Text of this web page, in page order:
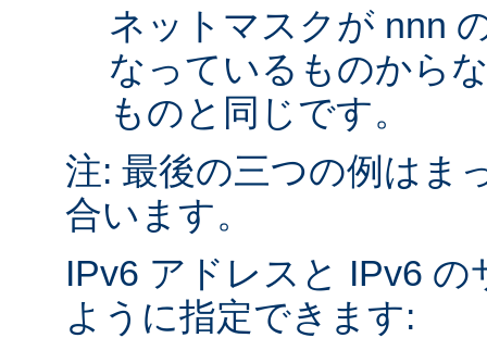
ネットマスクが nnn
なっているものから
ものと同じです。
注: 最後の三つの例はま
合います。
IPv6 アドレスと IPv6
ように指定できます: